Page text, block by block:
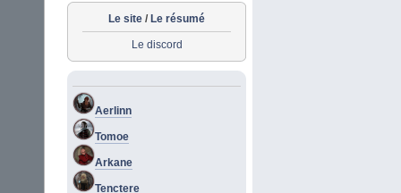
Le site / Le résumé
Le discord
Aerlinn
Tomoe
Arkane
Tenctere